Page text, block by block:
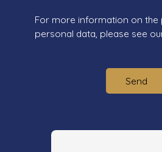
For more information on
personal data, please see
Send